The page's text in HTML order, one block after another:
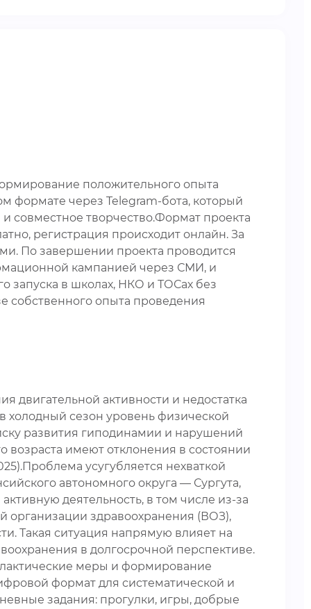
положительного опыта
формате через Telegram-бота, который
совместное творчество.Формат проекта
регистрация происходит онлайн. За
По завершении проекта проводится
кампанией через СМИ, и
запуска в школах, НКО и ТОСах без
собственного опыта проведения
двигательной активности и недостатка
холодный сезон уровень физической
развития гиподинамии и нарушений
возраста имеют отклонения в состоянии
усугубляется нехваткой
автономного округа — Сургута,
деятельность, в том числе из-за
организации здравоохранения (ВОЗ),
Такая ситуация напрямую влияет на
в долгосрочной перспективе.
меры и формирование
формат для систематической и
задания: прогулки, игры, добрые